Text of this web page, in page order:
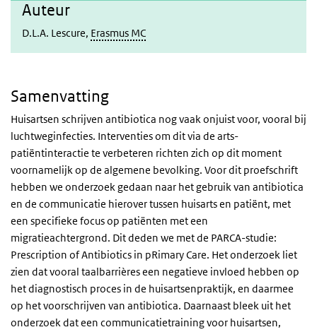
Auteur
D.L.A. Lescure, Erasmus MC
Samenvatting
Huisartsen schrijven antibiotica nog vaak onjuist voor, vooral bij
luchtweginfecties. Interventies om dit via de arts-
patiëntinteractie te verbeteren richten zich op dit moment
voornamelijk op de algemene bevolking. Voor dit proefschrift
hebben we onderzoek gedaan naar het gebruik van antibiotica
en de communicatie hierover tussen huisarts en patiënt, met
een specifieke focus op patiënten met een
migratieachtergrond. Dit deden we met de PARCA-studie:
Prescription of Antibiotics in pRimary Care. Het onderzoek liet
zien dat vooral taalbarrières een negatieve invloed hebben op
het diagnostisch proces in de huisartsenpraktijk, en daarmee
op het voorschrijven van antibiotica. Daarnaast bleek uit het
onderzoek dat een communicatietraining voor huisartsen,